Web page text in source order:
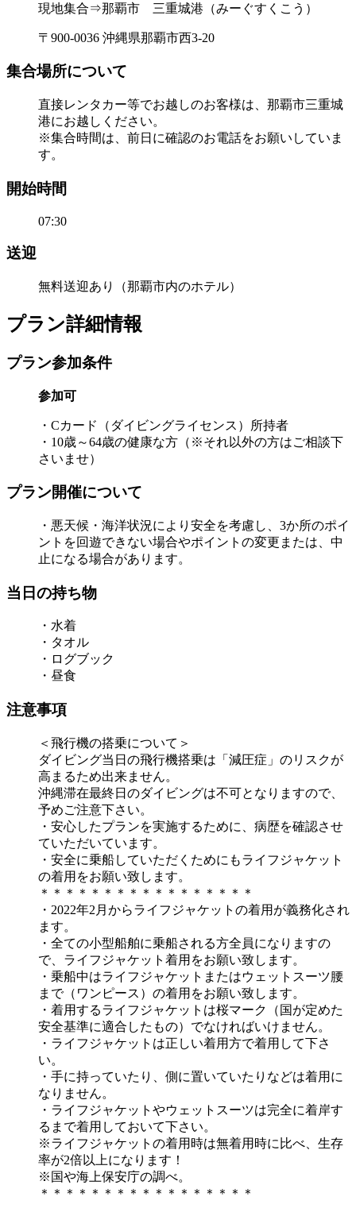
現地集合⇒那覇市 三重城港（みーぐすくこう）
〒900-0036 沖縄県那覇市西3-20
集合場所について
直接レンタカー等でお越しのお客様は、那覇市三重城
港にお越しください。
※集合時間は、前日に確認のお電話をお願いしていま
す。
開始時間
07:30
送迎
無料送迎あり（那覇市内のホテル）
プラン詳細情報
プラン参加条件
参加可
・Cカード（ダイビングライセンス）所持者
・10歳～64歳の健康な方（※それ以外の方はご相談下
さいませ）
プラン開催について
・悪天候・海洋状況により安全を考慮し、3か所のポイ
ントを回遊できない場合やポイントの変更または、中
止になる場合があります。
当日の持ち物
・水着
・タオル
・ログブック
・昼食
注意事項
＜飛行機の搭乗について＞
ダイビング当日の飛行機搭乗は「減圧症」のリスクが
高まるため出来ません。
沖縄滞在最終日のダイビングは不可となりますので、
予めご注意下さい。
・安心したプランを実施するために、病歴を確認させ
ていただいています。
・安全に乗船していただくためにもライフジャケット
の着用をお願い致します。
＊＊＊＊＊＊＊＊＊＊＊＊＊＊＊＊＊
・2022年2月からライフジャケットの着用が義務化され
ます。
・全ての小型船舶に乗船される方全員になりますの
で、ライフジャケット着用をお願い致します。
・乗船中はライフジャケットまたはウェットスーツ腰
まで（ワンピース）の着用をお願い致します。
・着用するライフジャケットは桜マーク（国が定めた
安全基準に適合したもの）でなければいけません。
・ライフジャケットは正しい着用方で着用して下さ
い。
・手に持っていたり、側に置いていたりなどは着用に
なりません。
・ライフジャケットやウェットスーツは完全に着岸す
るまで着用しておいて下さい。
※ライフジャケットの着用時は無着用時に比べ、生存
率が2倍以上になります！
※国や海上保安庁の調べ。
＊＊＊＊＊＊＊＊＊＊＊＊＊＊＊＊＊